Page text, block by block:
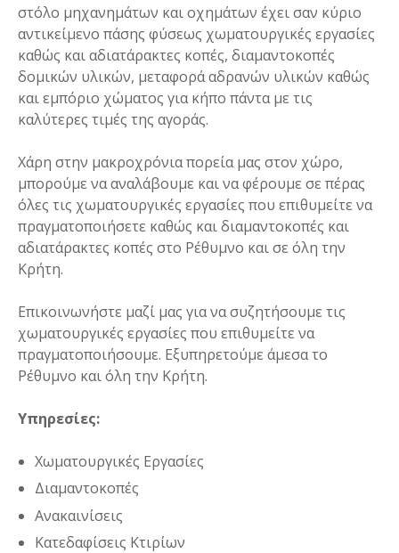
στόλο μηχανημάτων και οχημάτων έχει σαν κύριο
αντικείμενο πάσης φύσεως χωματουργικές εργασίες
καθώς και αδιατάρακτες κοπές, διαμαντοκοπές
δομικών υλικών, μεταφορά αδρανών υλικών καθώς
και εμπόριο χώματος για κήπο πάντα με τις
καλύτερες τιμές της αγοράς.
Χάρη στην μακροχρόνια πορεία μας στον χώρο,
μπορούμε να αναλάβουμε και να φέρουμε σε πέρας
όλες τις χωματουργικές εργασίες που επιθυμείτε να
πραγματοποιήσετε καθώς και διαμαντοκοπές και
αδιατάρακτες κοπές στο Ρέθυμνο και σε όλη την
Κρήτη.
Επικοινωνήστε μαζί μας για να συζητήσουμε τις
χωματουργικές εργασίες που επιθυμείτε να
πραγματοποιήσουμε. Εξυπηρετούμε άμεσα το
Ρέθυμνο και όλη την Κρήτη.
Υπηρεσίες:
Χωματουργικές Εργασίες
Διαμαντοκοπές
Ανακαινίσεις
Κατεδαφίσεις Κτιρίων